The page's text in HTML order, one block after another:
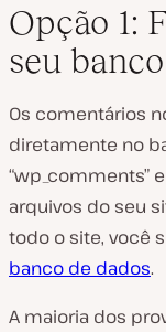
Opção 1:
seu
Os comentários
diretamente no
“wp_comments”
arquivos do seu
todo o site, você
banco de dados.
A maioria dos